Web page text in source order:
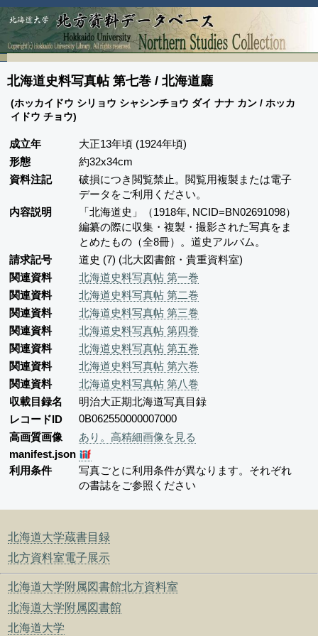
北海道大学蔵書目録
北方資料室電子展示
北海道大学附属図書館北方資料室
北海道大学附属図書館
北海道大学
北海道史料写真帖 第七巻 / 北海道廳
(ホッカイドウ シリョウ シャシンチョウ ダイ ナナ カン / ホッカ
イドウ チョウ)
成立年
大正13年頃 (1924年頃)
形態
約32x34cm
資料注記
破損につき閲覧禁止。閲覧用複製または電子
データをご利用ください。
内容説明
「北海道史」（1918年, NCID=BN02691098）
編纂の際に収集・複製・撮影された写真をま
とめたもの（全8冊）。道史アルバム。
請求記号
道史 (7) (北大図書館・貴重資料室)
関連資料
北海道史料写真帖 第一巻
関連資料
北海道史料写真帖 第二巻
関連資料
北海道史料写真帖 第三巻
関連資料
北海道史料写真帖 第四巻
関連資料
北海道史料写真帖 第五巻
関連資料
北海道史料写真帖 第六巻
関連資料
北海道史料写真帖 第八巻
収載目録名
明治大正期北海道写真目録
レコードID
0B062550000007000
高画質画像
あり。高精細画像を見る
manifest.json
利用条件
写真ごとに利用条件が異なります。それぞれ
の書誌をご参照ください